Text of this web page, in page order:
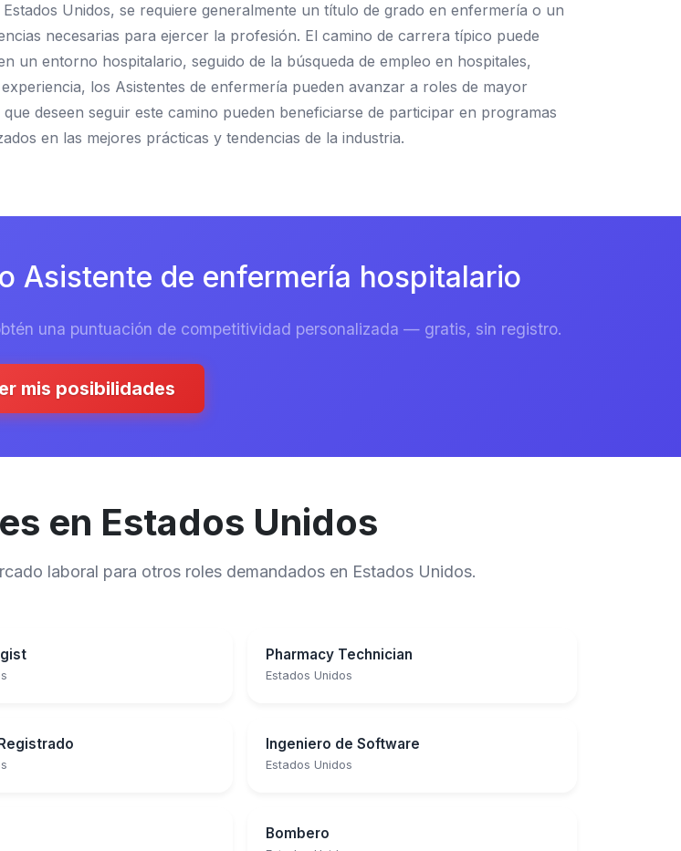
Unidos, se requiere generalmente un título de grado en enfermería o un
necesarias para ejercer la profesión. El camino de carrera típico puede
entorno hospitalario, seguido de la búsqueda de empleo en hospitales,
los Asistentes de enfermería pueden avanzar a roles de mayor
deseen seguir este camino pueden beneficiarse de participar en programas
en las mejores prácticas y tendencias de la industria.
Asistente de enfermería hospitalario
una puntuación de competitividad personalizada — gratis, sin registro.
mis posibilidades
en Estados Unidos
laboral para otros roles demandados en Estados Unidos.
Pharmacy Technician
Estados Unidos
Ingeniero de Software
Estados Unidos
Bombero